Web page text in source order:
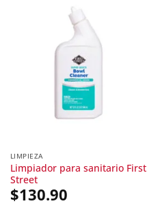
LIMPIEZA
Limpiador para sanitario First
Street
$130.90